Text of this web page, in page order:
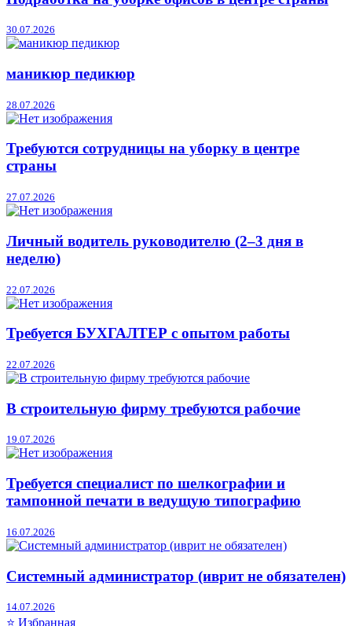
30.07.2026
маникюр педикюр
28.07.2026
Требуются сотрудницы на уборку в центре
страны
27.07.2026
Личный водитель руководителю (2–3 дня в
неделю)
22.07.2026
Требуется БУХГАЛТЕР с опытом работы
22.07.2026
В строительную фирму требуются рабочие
19.07.2026
Требуется специалист по шелкографии и
тампонной печати в ведущую типографию
16.07.2026
Системный администратор (иврит не обязателен)
14.07.2026
⭐ Избранная